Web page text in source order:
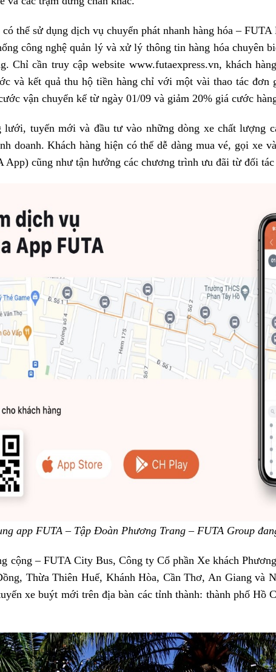
thể sử dụng dịch vụ chuyển phát nhanh hàng hóa –
công nghệ quản lý và xử lý thông tin hàng hóa chuyên
Chỉ cần truy cập website www.futaexpress.vn, khách
và kết quả thu hộ tiền hàng chỉ với một vài thao tác đơn
vận chuyển kể từ ngày 01/09 và giảm 20% giá cước
tuyến mới và đầu tư vào những dòng xe chất lượng
doanh. Khách hàng hiện có thể dễ dàng mua vé, gọi xe
cũng như tận hưởng các chương trình ưu đãi từ đối
app FUTA – Tập Đoàn Phương Trang – FUTA Group
cộng – FUTA City Bus, Công ty Cổ phần Xe khách
Thừa Thiên Huế, Khánh Hòa, Cần Thơ, An Giang và
xe buýt mới trên địa bàn các tỉnh thành: thành phố